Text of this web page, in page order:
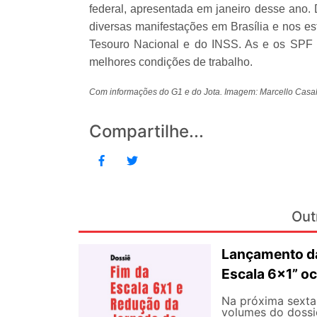
federal, apresentada em janeiro desse
diversas manifestações em Brasília e nos
Tesouro Nacional e do INSS. As e os
melhores condições de trabalho.
Com informações do G1 e do Jota. Imagem: Marcello
Compartilhe...
Lançamento
Escala 6×1”
Na próxima
volumes do